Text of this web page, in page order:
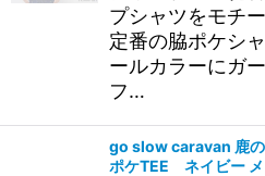
プシャツをモチ
定番の脇ポケシ
ールカラーにガ
フ…
go slow caravan 鹿の
ポケTEE ネイビー